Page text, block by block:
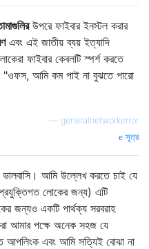
উপরে ফাইবার ইনস্টল করার
এবং এই জাতীয় ব্যয় ইত্যাদি
ফাইবার কেবলটি স্পর্শ করতে
"ওফস, আমি কম পাই না বুঝতে পারো
generalnetworkerror
সূত্র
আমি উল্লেখ করতে চাই যে
লোকের জন্য) এটি
জন্যও একটি পার্থক্য সরবরাহ
আমার পক্ষে অনেক সহজ যে
আপলিংক এবং আমি সত্যিই বোঝা না